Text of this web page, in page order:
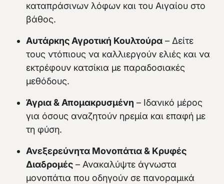
καταπράσινων λόφων και του Αιγαίου στο
βάθος.
Αυτάρκης Αγροτική Κουλτούρα – Δείτε
τους ντόπιους να καλλιεργούν ελιές και να
εκτρέφουν κατσίκια με παραδοσιακές
μεθόδους.
Άγρια & Απομακρυσμένη – Ιδανικό μέρος
για όσους αναζητούν ηρεμία και επαφή με
τη φύση.
Ανεξερεύνητα Μονοπάτια & Κρυφές
Διαδρομές – Ανακαλύψτε άγνωστα
μονοπάτια που οδηγούν σε πανοραμικά